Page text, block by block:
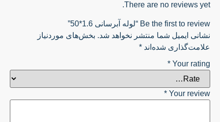
There are no reviews yet.
Be the first to review “لوله آبرسانی 1.6*50”
نشانی ایمیل شما منتشر نخواهد شد. بخش‌های موردنیاز
علامت‌گذاری شده‌اند *
Your rating
*
Your review
*